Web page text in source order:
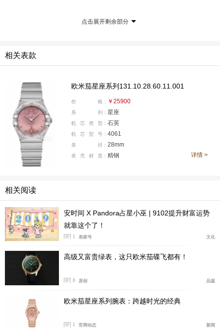
自1952年问世以来，星座系列便代表着欧米茄在制表
领域对于精准的掌控以及优雅的追求。刘诗诗佩戴的这款
星座系列腕表在2021年问世，其中明亮柔和的彩色表盘是
最大的亮点。
表盘采用低饱和度的粉色调，十分柔和，在自然光下又
很明亮。而且大家注意看表盘的纹理，是以6点位的星徽
个人最喜欢这枚表的地方。
整个表头的色彩搭配也很有意思，粉色表盘上镶嵌白色
18K金小时刻度和品牌标识，精钢表圈上的罗马数字时标
则沿用与盘面一样的粉色调，金属色与粉色交替排列，呈
现出融洽的韵律感。精钢搭配玫瑰粉色的组合，活泼又洒
点击展开剩余部分
相关表款
欧米茄星座系列131.10.28.60.11.001
价 格： ￥25900
系 列： 星座
机 芯 类 型： 石英
机 芯 型 号： 4061
表 径： 28mm
表 壳 材 质： 精钢 详情 >
相关阅读
安时间 X Pandora占星小巫 | 9102提升财富运势
就靠这个了！
1 表家号 文化
高级又富贵绿表，这只欧米茄碟飞都有！
8 原创 品鉴
欧米茄星座系列腕表：跨越时光的经典
1 官网动态 新闻